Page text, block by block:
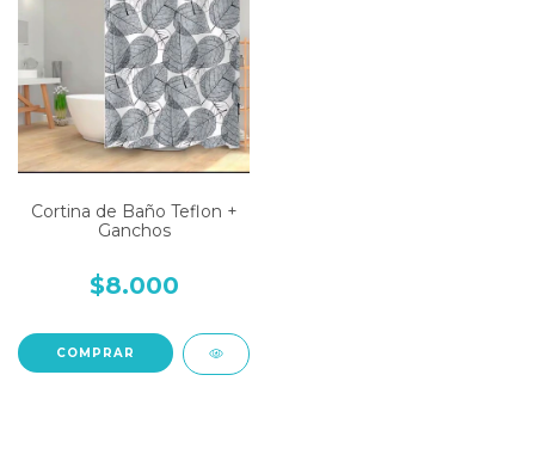
Cortina de Baño Teflon +
Ganchos
$8.000
COMPRAR